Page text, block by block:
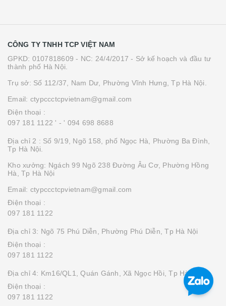
CÔNG TY TNHH TCP VIỆT NAM
GPKD: 0107818609 - NC: 24/4/2017 - Sở kế hoạch và đầu tư
thành phố Hà Nội.
Trụ sở: Số 112/37, Nam Dư, Phường Vĩnh Hưng, Tp Hà Nội.
Email: ctypccctcpvietnam@gmail.com
Điện thoại :
097 181 1122 ' - ' 094 698 8688
Địa chỉ 2 : Số 9/19, Ngõ 158, phố Ngọc Hà, Phường Ba Đình,
Tp Hà Nội.
Kho xưởng: Ngách 99 Ngõ 238 Đường Âu Cơ, Phường Hồng
Hà, Tp Hà Nội
Email: ctypccctcpvietnam@gmail.com
Điện thoại :
097 181 1122
Địa chỉ 3: Ngõ 75 Phú Diễn, Phường Phú Diễn, Tp Hà Nội
Điện thoại :
097 181 1122
Địa chỉ 4: Km16/QL1, Quán Gánh, Xã Ngọc Hồi, Tp Hà Nội
Điện thoại :
097 181 1122